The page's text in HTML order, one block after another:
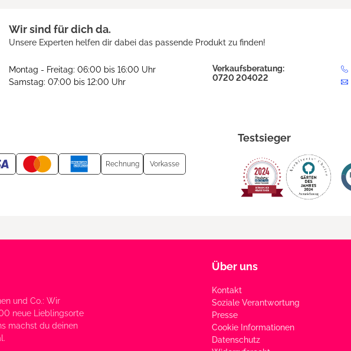
Wir sind für dich da.
Unsere Experten helfen dir dabei das passende Produkt zu finden!
Montag - Freitag: 06:00 bis 16:00 Uhr
Samstag: 07:00 bis 12:00 Uhr
Verkaufsberatung:
0720 204022
Rechnung Vorkasse
Testsieger
und Co.: Wir
neue Lieblingsorte
machst du deinen
Über uns
Kontakt
Soziale Verantwortung
Presse
Cookie Informationen
Datenschutz